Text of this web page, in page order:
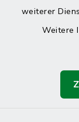
weiterer
Weitere